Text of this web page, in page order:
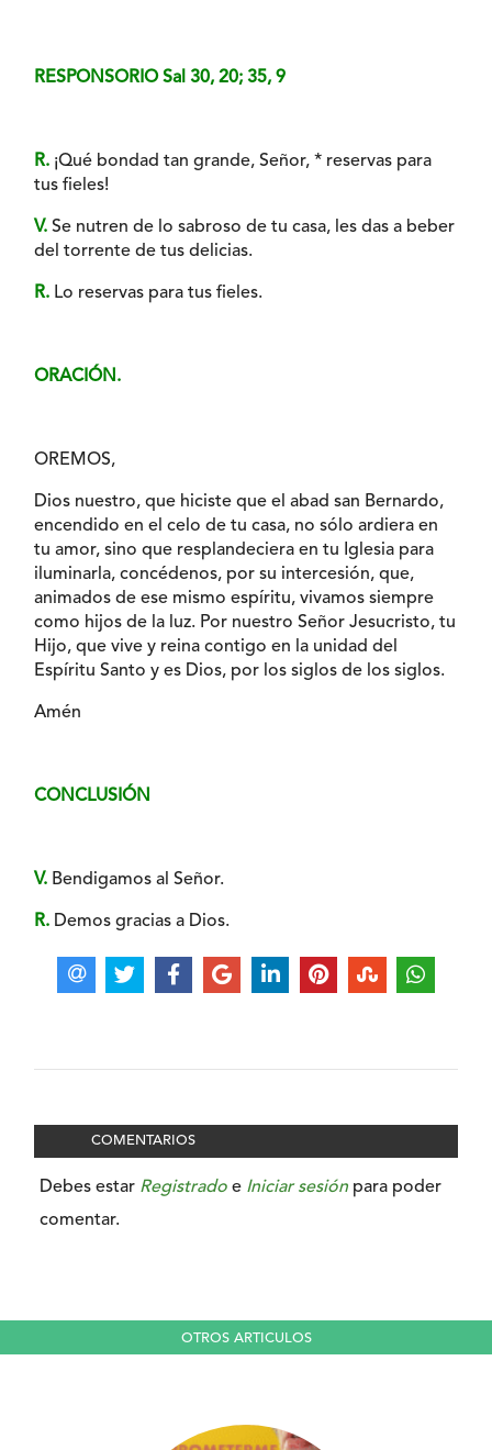
RESPONSORIO Sal 30, 20; 35, 9
R. ¡Qué bondad tan grande, Señor, * reservas para
tus fieles!
V. Se nutren de lo sabroso de tu casa, les das a beber
del torrente de tus delicias.
R. Lo reservas para tus fieles.
ORACIÓN.
OREMOS,
Dios nuestro, que hiciste que el abad san Bernardo,
encendido en el celo de tu casa, no sólo ardiera en
tu amor, sino que resplandeciera en tu Iglesia para
iluminarla, concédenos, por su intercesión, que,
animados de ese mismo espíritu, vivamos siempre
como hijos de la luz. Por nuestro Señor Jesucristo, tu
Hijo, que vive y reina contigo en la unidad del
Espíritu Santo y es Dios, por los siglos de los siglos.
Amén
CONCLUSIÓN
V. Bendigamos al Señor.
R. Demos gracias a Dios.
COMENTARIOS
Debes estar Registrado e Iniciar sesión para poder
comentar.
OTROS ARTICULOS